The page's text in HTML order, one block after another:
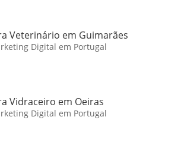
Veterinário em Guimarães
Digital em Portugal
Vidraceiro em Oeiras
Digital em Portugal